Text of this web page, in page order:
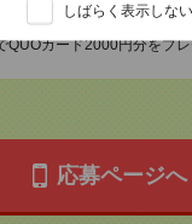
しばらく表示しない
QUOカード2000円分をプ
応募ページへ